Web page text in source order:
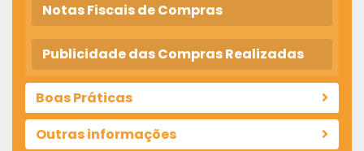
Notas Fiscais de Compras
Publicidade das Compras Realizadas
Boas Práticas
Outras informações